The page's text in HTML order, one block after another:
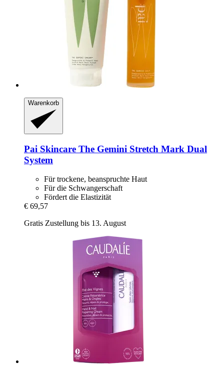
Warenkorb
Pai Skincare The Gemini Stretch Mark Dual
System
Für trockene, beanspruchte Haut
Für die Schwangerschaft
Fördert die Elastizität
€ 69,57
Gratis Zustellung bis 13. August